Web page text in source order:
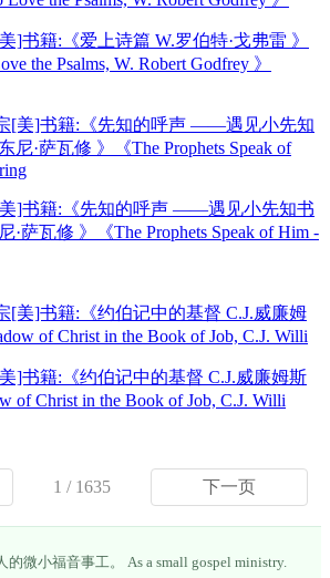
]书籍:《爱上诗篇 W.罗伯特·戈弗雷 》
the Psalms, W. Robert Godfrey 》
]书籍:《先知的呼声 ——遇见小先知书
·萨瓦修 》《The Prophets Speak of Him -
]书籍:《约伯记中的基督 C.J.威廉姆斯
of Christ in the Book of Job, C.J. Willi
1 / 1635 下一页
的微小福音事工。 As a small gospel ministry.